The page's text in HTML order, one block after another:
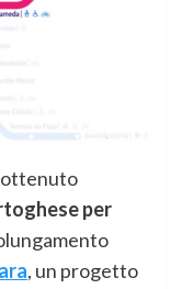
ottenuto
per
, un progetto